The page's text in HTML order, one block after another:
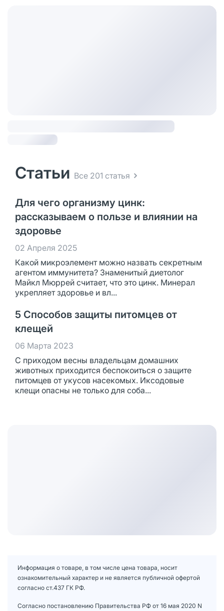
Статьи Все 201 статья
Для чего организму цинк:
рассказываем о пользе и влиянии на
здоровье
02 Апреля 2025
Какой микроэлемент можно назвать секретным
агентом иммунитета? Знаменитый диетолог
Майкл Мюррей считает, что это цинк. Минерал
укрепляет здоровье и вл...
5 Способов защиты питомцев от
клещей
06 Марта 2023
С приходом весны владельцам домашних
животных приходится беспокоиться о защите
питомцев от укусов насекомых. Иксодовые
клещи опасны не только для соба...
Информация о товаре, в том числе цена товара, носит
ознакомительный характер и не является публичной офертой
согласно ст.437 ГК РФ.
Согласно постановлению Правительства РФ от 16 мая 2020 N